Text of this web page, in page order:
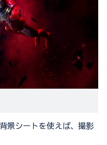
景シートを使えば、撮影